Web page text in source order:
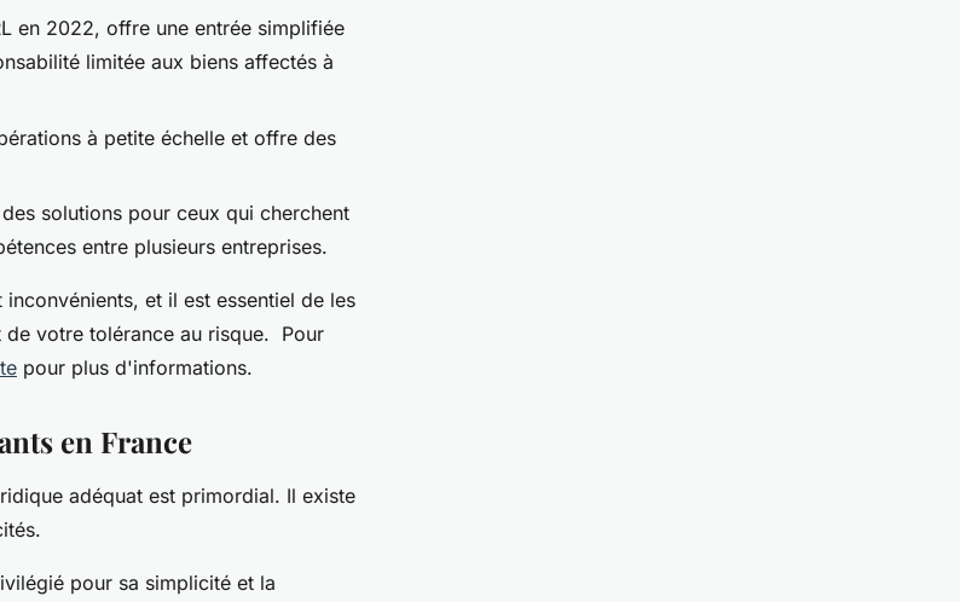
en 2022, offre une entrée simplifiée
limitée aux biens affectés à
à petite échelle et offre des
solutions pour ceux qui cherchent
entre plusieurs entreprises.
et il est essentiel de les
votre tolérance au risque. Pour
pour plus d'informations.
en France
adéquat est primordial. Il existe
pour sa simplicité et la